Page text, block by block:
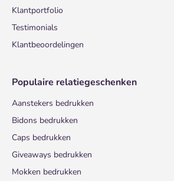
Klantportfolio
Testimonials
Klantbeoordelingen
Populaire relatiegeschenken
Aanstekers bedrukken
Bidons bedrukken
Caps bedrukken
Giveaways bedrukken
Mokken bedrukken